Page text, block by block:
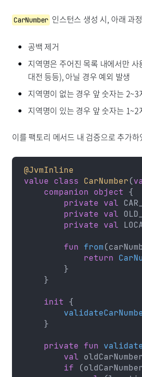
CarNumber 인스턴스 생성 시, 아래 과
공백 제거
지역명은 주어진 목록 내에서만 사
대전 등등), 아닐 경우 예외 발생
지역명이 없는 경우 앞 숫자는
지역명이 있는 경우 앞 숫자는
이를 팩토리 메서드 내 검증으로 추가하
@JvmInline
value class CarNumber(
    companion
object {
        private
val
        private
val
        private
val
        fun
from
            return
        }
    }
    init
{
    }
    private
fun
        val
        if